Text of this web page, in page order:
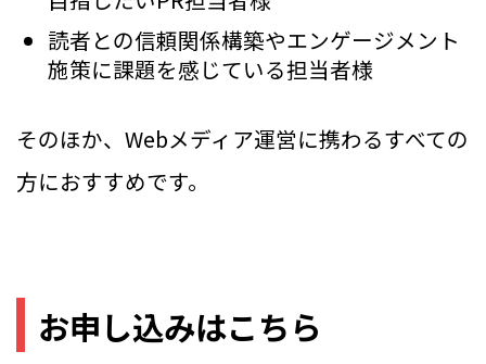
読者との信頼関係構築やエンゲージメント
施策に課題を感じている担当者様
そのほか、Webメディア運営に携わるすべての
方におすすめです。
お申し込みはこちら